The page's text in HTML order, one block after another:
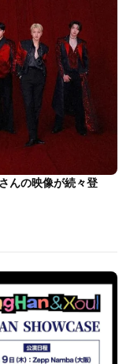
んの映像が続々登